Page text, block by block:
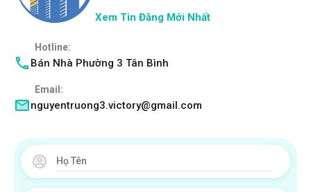
Xem Tin Đăng Mới Nhất
Hotline:
Bán Nhà Phường 3 Tân Bình
Email:
nguyentruong3.victory@gmail.com